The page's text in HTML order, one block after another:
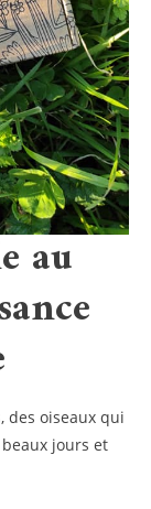
au
des oiseaux qui
jours et